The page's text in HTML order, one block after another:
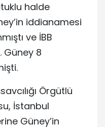
halde
iddianamesi
ve İBB
Güney 8
Örgütlü
İstanbul
Güney’in